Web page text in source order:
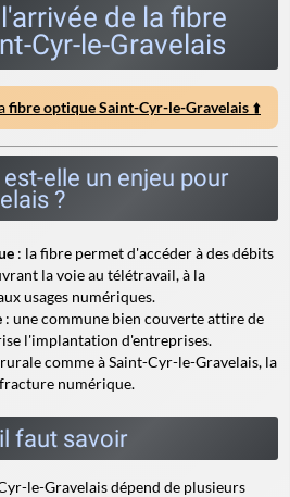
de la fibre
Cyr-le-Gravelais
fibre optique Saint-Cyr-le-Gravelais ⬆️
elle un enjeu pour
?
: la fibre permet d'accéder à des débits
la voie au télétravail, à la
usages numériques.
: une commune bien couverte attire de
l'implantation d'entreprises.
rurale comme à Saint-Cyr-le-Gravelais, la
numérique.
faut savoir
le-Gravelais dépend de plusieurs